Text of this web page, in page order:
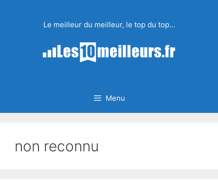
Le meilleur du meilleur, le top du top…
Menu
non reconnu